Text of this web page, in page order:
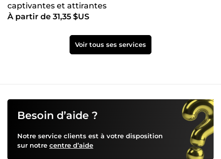
captivantes et attirantes
À partir de 31,35 $US
Voir tous ses services
Besoin d’aide ?
Notre service clients est à votre disposition
sur notre centre d’aide